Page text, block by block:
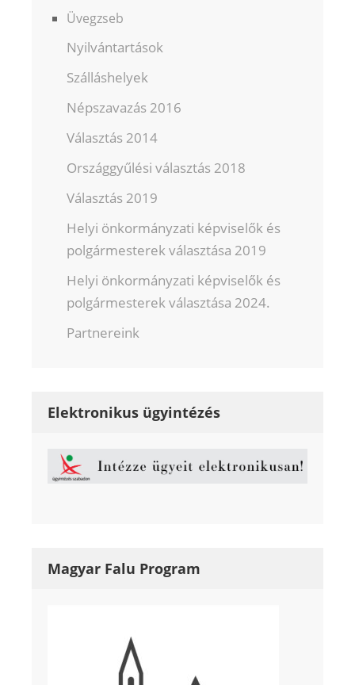
Üvegzseb
Nyilvántartások
Szálláshelyek
Népszavazás 2016
Választás 2014
Országgyűlési választás 2018
Választás 2019
Helyi önkormányzati képviselők és
polgármesterek választása 2019
Helyi önkormányzati képviselők és
polgármesterek választása 2024.
Partnereink
Elektronikus ügyintézés
Magyar Falu Program